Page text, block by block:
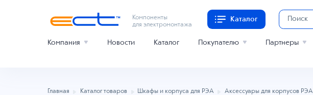
Компоненты
для электромонтажа
Каталог
Компания Новости Каталог Покупателю Партнеры
Главная Каталог товаров Шкафы и корпуса для РЭА Аксессуары для корпусов РЭА